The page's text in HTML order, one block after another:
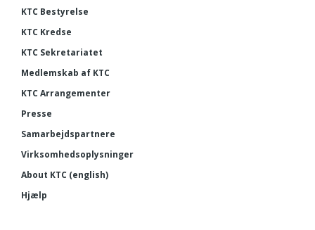
KTC Bestyrelse
KTC Kredse
KTC Sekretariatet
Medlemskab af KTC
KTC Arrangementer
Presse
Samarbejdspartnere
Virksomhedsoplysninger
About KTC (english)
Hjælp